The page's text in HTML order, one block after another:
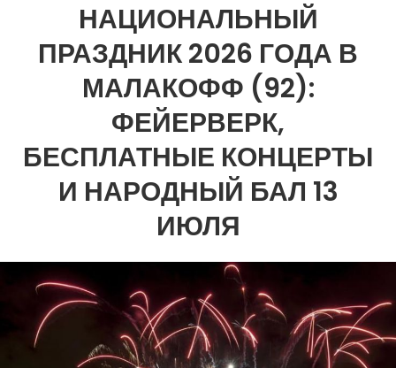
НАЦИОНАЛЬНЫЙ
ПРАЗДНИК 2026 ГОДА В
МАЛАКОФФ (92):
ФЕЙЕРВЕРК,
БЕСПЛАТНЫЕ КОНЦЕРТЫ
И НАРОДНЫЙ БАЛ 13
ИЮЛЯ